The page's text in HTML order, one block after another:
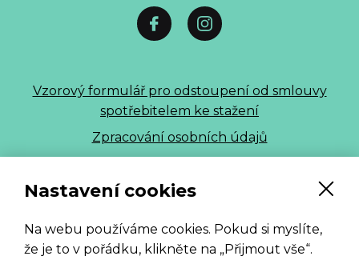
Nastavení cookies
Na webu používáme cookies. Pokud si myslíte,
že je to v pořádku, klikněte na „Přijmout vše“.
Vzorový formulář pro odstoupení od smlouvy
spotřebitelem ke stažení
Zpracování osobních údajů